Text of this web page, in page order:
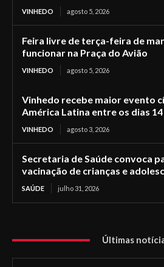
VINHEDO agosto 5, 2026
Feira livre de terça-feira de
funcionar na Praça do Avião
VINHEDO agosto 5, 2026
Vinhedo recebe maior evento
América Latina entre os dias
VINHEDO agosto 3, 2026
Secretaria de Saúde convoca
vacinação de crianças e
SAÚDE julho 31, 2026
Últimas